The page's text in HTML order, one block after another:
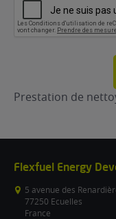
Prestation de
Flexfuel Energy
5 avenue des
77250 Ecuelles
France